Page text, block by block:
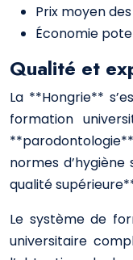
Prix moyen
Économie
Qualité et
La **Hongrie**
formation
normes
qualité
Le système de
universitaire